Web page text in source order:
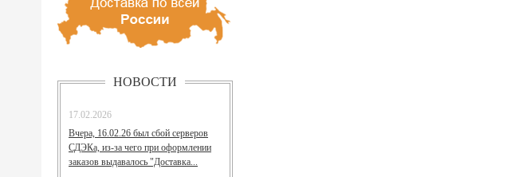
НОВОСТИ
17.02.2026
Вчера, 16.02.26 был сбой серверов
СДЭКа, из-за чего при оформлении
заказов выдавалось "Доставка...